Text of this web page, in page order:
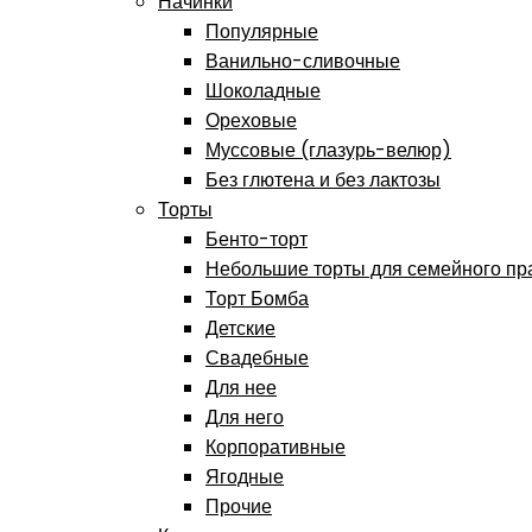
Популярные
Ванильно-сливочные
Шоколадные
Ореховые
Муссовые (глазурь-велюр)
Без глютена и без лактозы
Торты
Бенто-торт
Небольшие торты для семейного
Торт Бомба
Детские
Свадебные
Для нее
Для него
Корпоративные
Ягодные
Прочие